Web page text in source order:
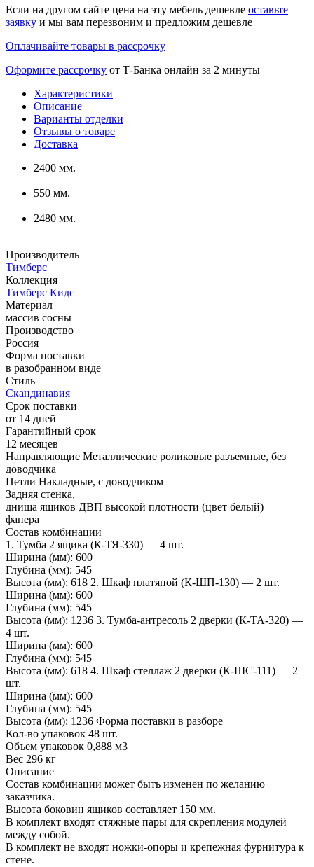
Если на другом сайте цена на эту мебель дешевле оставьте
заявку и мы вам перезвоним и предложим дешевле
Оплачивайте товары в рассрочку
Оформите рассрочку от Т-Банка онлайн за 2 минуты
Характеристики
Описание
Варианты отделки
Отзывы о товаре
Доставка
2400 мм.
550 мм.
2480 мм.
Производитель
Тимберс
Коллекция
Тимберс Кидс
Материал
массив сосны
Производство
Россия
Форма поставки
в разобранном виде
Стиль
Скандинавия
Срок поставки
от 14 дней
Гарантийный срок
12 месяцев
Направляющие Металлические роликовые разъемные, без
доводчика
Петли Накладные, с доводчиком
Задняя стенка,
днища ящиков ДВП высокой плотности (цвет белый)
фанера
Состав комбинации
1. Тумба 2 ящика (К-ТЯ-330) — 4 шт.
Ширина (мм): 600
Глубина (мм): 545
Высота (мм): 618 2. Шкаф платяной (К-ШП-130) — 2 шт.
Ширина (мм): 600
Глубина (мм): 545
Высота (мм): 1236 3. Тумба-антресоль 2 дверки (К-ТА-320) —
4 шт.
Ширина (мм): 600
Глубина (мм): 545
Высота (мм): 618 4. Шкаф стеллаж 2 дверки (К-ШС-111) — 2
шт.
Ширина (мм): 600
Глубина (мм): 545
Высота (мм): 1236 Форма поставки в разборе
Кол-во упаковок 48 шт.
Объем упаковок 0,888 м3
Вес 296 кг
Описание
Состав комбинации может быть изменен по желанию
заказчика.
Высота боковин ящиков составляет 150 мм.
В комплект входят стяжные пары для скрепления модулей
между собой.
В комплект не входят ножки-опоры и крепежная фурнитура к
стене.